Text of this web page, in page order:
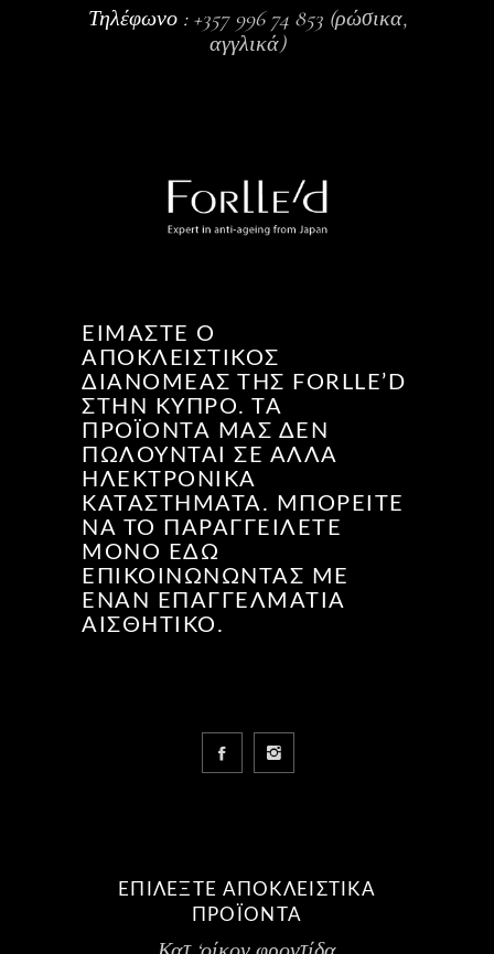
Τηλέφωνο : +357 996 74 853 (ρώσικα,
αγγλικά)
ΕΊΜΑΣΤΕ Ο
ΑΠΟΚΛΕΙΣΤΙΚΌΣ
ΔΙΑΝΟΜΈΑΣ ΤΗΣ FORLLE’D
ΣΤΗΝ ΚΎΠΡΟ. ΤΑ
ΠΡΟΪΌΝΤΑ ΜΑΣ ΔΕΝ
ΠΩΛΟΎΝΤΑΙ ΣΕ ΆΛΛΑ
ΗΛΕΚΤΡΟΝΙΚΆ
ΚΑΤΑΣΤΉΜΑΤΑ. ΜΠΟΡΕΊΤΕ
ΝΑ ΤΟ ΠΑΡΑΓΓΕΊΛΕΤΕ
ΜΌΝΟ ΕΔΏ
ΕΠΙΚΟΙΝΩΝΏΝΤΑΣ ΜΕ
ΈΝΑΝ ΕΠΑΓΓΕΛΜΑΤΊΑ
ΑΙΣΘΗΤΙΚΌ.
ΕΠΙΛΕΞΤΕ ΑΠΟΚΛΕΙΣΤΙΚΑ
ΠΡΟΪΟΝΤΑ